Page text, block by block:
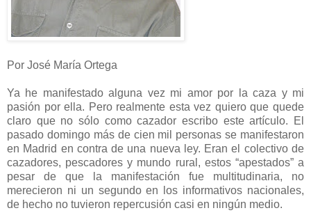
Por José María Ortega
Ya he manifestado alguna vez mi amor por la caza y mi
pasión por ella. Pero realmente esta vez quiero que quede
claro que no sólo como cazador escribo este artículo. El
pasado domingo más de cien mil personas se manifestaron
en Madrid en contra de una nueva ley. Eran el colectivo de
cazadores, pescadores y mundo rural, estos “apestados” a
pesar de que la manifestación fue multitudinaria, no
merecieron ni un segundo en los informativos nacionales,
de hecho no tuvieron repercusión casi en ningún medio.